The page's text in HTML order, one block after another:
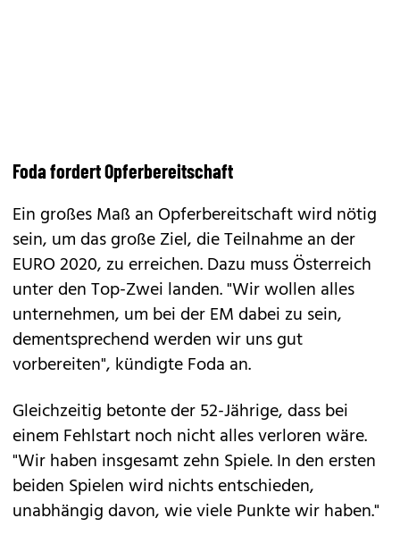
Foda fordert Opferbereitschaft
Ein großes Maß an Opferbereitschaft wird nötig
sein, um das große Ziel, die Teilnahme an der
EURO 2020, zu erreichen. Dazu muss Österreich
unter den Top-Zwei landen. "Wir wollen alles
unternehmen, um bei der EM dabei zu sein,
dementsprechend werden wir uns gut
vorbereiten", kündigte Foda an.
Gleichzeitig betonte der 52-Jährige, dass bei
einem Fehlstart noch nicht alles verloren wäre.
"Wir haben insgesamt zehn Spiele. In den ersten
beiden Spielen wird nichts entschieden,
unabhängig davon, wie viele Punkte wir haben."